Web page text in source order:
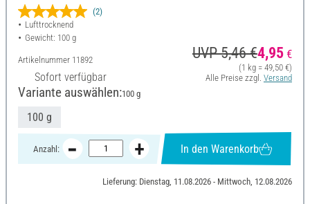
(2)
Lufttrocknend
Gewicht: 100 g
Artikelnummer 11892
Sofort verfügbar
UVP 5,46 €4,95 €
(1 kg = 49,50 €)
Alle Preise zzgl. Versand
Variante auswählen:100 g
100 g
Anzahl: In den Warenkorb
Lieferung: Dienstag, 11.08.2026 - Mittwoch, 12.08.2026